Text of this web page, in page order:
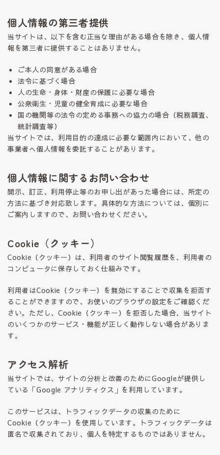
個人情報の第三者提供
当サイトは、以下を含む正当な理由がある場合を除き、個人情
報を第三者に提供することはありません。
ご本人の同意がある場合
法令に基づく場合
人の生命・身体・財産の保護に必要な場合
公衆衛生・児童の健全育成に必要な場合
国の機関等の法令の定める事務への協力の場合（税務調査、
統計調査等）
当サイトでは、利用目的の達成に必要な範囲内において、他の
事業者へ個人情報を委託することがあります。
個人情報に関するお問い合わせ
開示、訂正、利用停止等のお申し出があった場合には、所定の
方法に基づき対応致します。具体的な方法については、個別に
ご案内しますので、お問い合わせください。
Cookie（クッキー）
Cookie（クッキー）は、利用者のサイト閲覧履歴を、利用者の
コンピュータに保存しておく仕組みです。
利用者はCookie（クッキー）を無効にすることで収集を拒否す
ることができますので、お使いのブラウザの設定をご確認くだ
さい。ただし、Cookie（クッキー）を拒否した場合、当サイト
のいくつかのサービス・機能が正しく動作しない場合がありま
す。
アクセス解析
当サイトでは、サイトの分析と改善のためにGoogleが提供し
ている「Google アナリティクス」を利用しています。
このサービスは、トラフィックデータの収集のために
Cookie（クッキー）を使用しています。トラフィックデータは
匿名で収集されており、個人を特定するものではありません。